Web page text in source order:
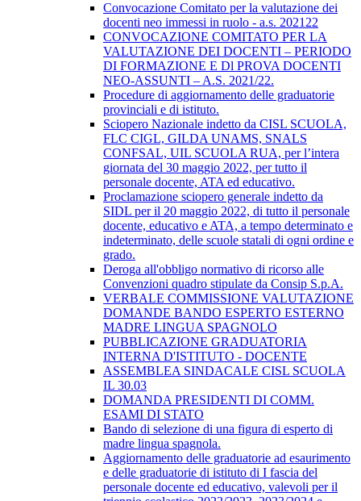
Convocazione Comitato per la valutazione dei
docenti neo immessi in ruolo - a.s. 202122
CONVOCAZIONE COMITATO PER LA
VALUTAZIONE DEI DOCENTI – PERIODO
DI FORMAZIONE E Dl PROVA DOCENTI
NEO-ASSUNTI – A.S. 2021/22.
Procedure di aggiornamento delle graduatorie
provinciali e di istituto.
Sciopero Nazionale indetto da CISL SCUOLA,
FLC CIGL, GILDA UNAMS, SNALS
CONFSAL, UIL SCUOLA RUA, per l’intera
giornata del 30 maggio 2022, per tutto il
personale docente, ATA ed educativo.
Proclamazione sciopero generale indetto da
SIDL per il 20 maggio 2022, di tutto il personale
docente, educativo e ATA, a tempo determinato e
indeterminato, delle scuole statali di ogni ordine e
grado.
Deroga all'obbligo normativo di ricorso alle
Convenzioni quadro stipulate da Consip S.p.A.
VERBALE COMMISSIONE VALUTAZIONE
DOMANDE BANDO ESPERTO ESTERNO
MADRE LINGUA SPAGNOLO
PUBBLICAZIONE GRADUATORIA
INTERNA D'ISTITUTO - DOCENTE
ASSEMBLEA SINDACALE CISL SCUOLA
IL 30.03
DOMANDA PRESIDENTI DI COMM.
ESAMI DI STATO
Bando di selezione di una figura di esperto di
madre lingua spagnola.
Aggiornamento delle graduatorie ad esaurimento
e delle graduatorie di istituto di I fascia del
personale docente ed educativo, valevoli per il